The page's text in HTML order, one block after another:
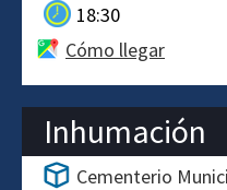
18:30
Cómo llegar
Inhumación
Cementerio